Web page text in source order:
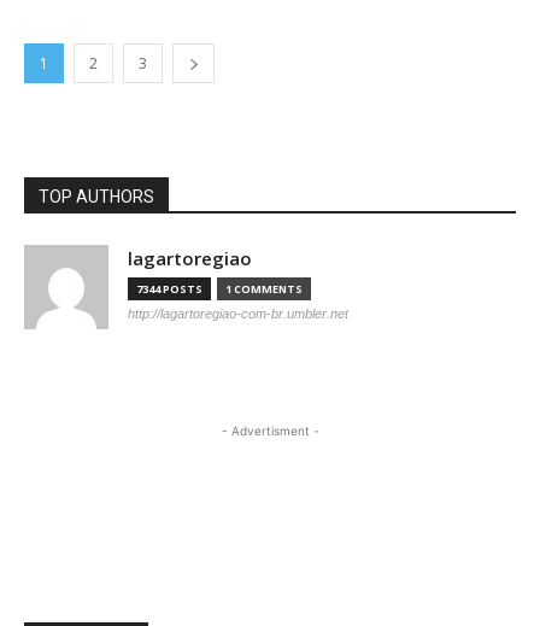
1 2 3
TOP AUTHORS
lagartoregiao
7344 POSTS 1 COMMENTS
http://lagartoregiao-com-br.umbler.net
- Advertisment -